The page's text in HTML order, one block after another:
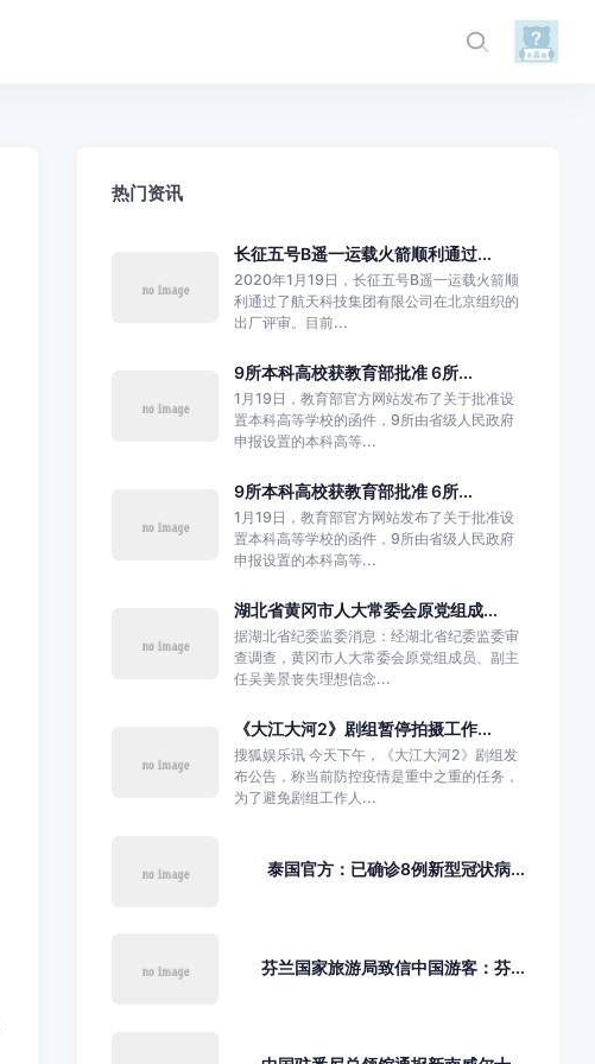
热门资讯
长征五号B遥一运载火箭顺利通过...
2020年1月19日，长征五号B遥一运载火箭顺
利通过了航天科技集团有限公司在北京组织的
出厂评审。目前...
9所本科高校获教育部批准 6所...
1月19日，教育部官方网站发布了关于批准设
置本科高等学校的函件，9所由省级人民政府
申报设置的本科高等...
9所本科高校获教育部批准 6所...
1月19日，教育部官方网站发布了关于批准设
置本科高等学校的函件，9所由省级人民政府
申报设置的本科高等...
湖北省黄冈市人大常委会原党组成...
据湖北省纪委监委消息：经湖北省纪委监委审
查调查，黄冈市人大常委会原党组成员、副主
任吴美景丧失理想信念...
《大江大河2》剧组暂停拍摄工作...
搜狐娱乐讯 今天下午，《大江大河2》剧组发
布公告，称当前防控疫情是重中之重的任务，
为了避免剧组工作人...
泰国官方：已确诊8例新型冠状病...
芬兰国家旅游局致信中国游客：芬...